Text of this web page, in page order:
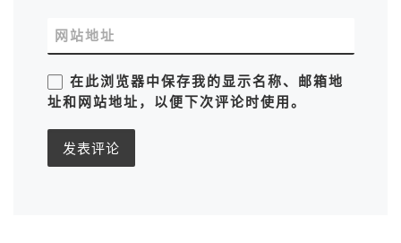
网站地址
在此浏览器中保存我的显示名称、邮箱地
址和网站地址，以便下次评论时使用。